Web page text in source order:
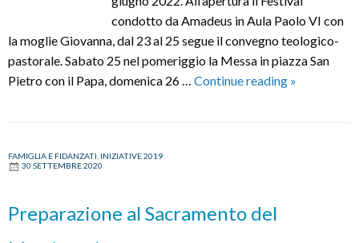
condotto da Amadeus in Aula Paolo VI con
la moglie Giovanna, dal 23 al 25 segue il convegno teologico-
pastorale. Sabato 25 nel pomeriggio la Messa in piazza San
Pietro con il Papa, domenica 26 … Continue reading X
»
FAMIGLIA E FIDANZATI INIZIATIVE 2019
30 SETTEMBRE 2020
Preparazione al Sacramento del